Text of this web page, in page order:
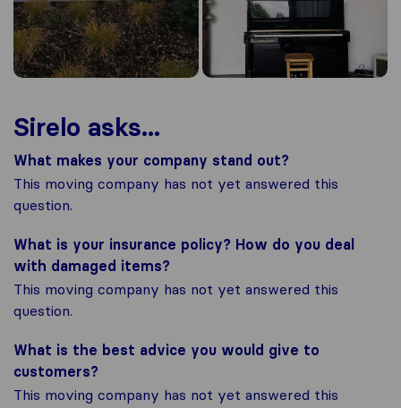
Sirelo asks...
What makes your company stand out?
This moving company has not yet answered this
question.
What is your insurance policy? How do you deal
with damaged items?
This moving company has not yet answered this
question.
What is the best advice you would give to
customers?
This moving company has not yet answered this